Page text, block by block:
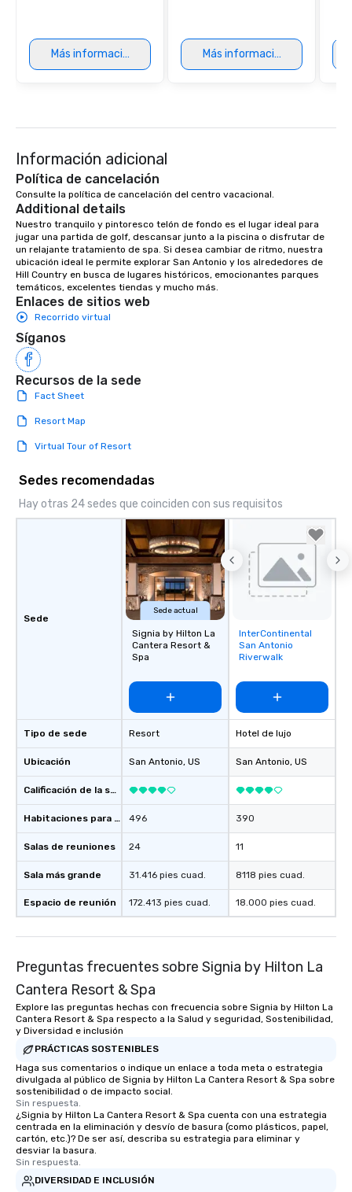
Más información Más información
Información adicional
Política de cancelación
Consulte la política de cancelación del centro vacacional.
Additional details
Nuestro tranquilo y pintoresco telón de fondo es el lugar ideal para
jugar una partida de golf, descansar junto a la piscina o disfrutar de
un relajante tratamiento de spa. Si desea cambiar de ritmo, nuestra
ubicación ideal le permite explorar San Antonio y los alrededores de
Hill Country en busca de lugares históricos, emocionantes parques
temáticos, excelentes tiendas y mucho más.
Enlaces de sitios web
Recorrido virtual
Síganos
Recursos de la sede
Fact Sheet
Resort Map
Virtual Tour of Resort
Sedes recomendadas
Hay otras 24 sedes que coinciden con sus requisitos
Sede
Tipo de sede
Ubicación
Calificación de la sede
Habitaciones para huéspedes
Salas de reuniones
Sala más grande
Espacio de reunión
Sede actual
Signia by Hilton La
Cantera Resort &
Spa
Resort
San Antonio, US
496
24
31.416 pies cuad.
172.413 pies cuad.
Removed from
favorites
InterContinental
San Antonio
Riverwalk
Hotel de lujo
San Antonio, US
390
11
8118 pies cuad.
18.000 pies cuad.
Preguntas frecuentes sobre Signia by Hilton La
Cantera Resort & Spa
Explore las preguntas hechas con frecuencia sobre Signia by Hilton La
Cantera Resort & Spa respecto a la Salud y seguridad, Sostenibilidad,
y Diversidad e inclusión
PRÁCTICAS SOSTENIBLES
Haga sus comentarios o indique un enlace a toda meta o estrategia
divulgada al público de Signia by Hilton La Cantera Resort & Spa sobre
sostenibilidad o de impacto social.
Sin respuesta.
¿Signia by Hilton La Cantera Resort & Spa cuenta con una estrategia
centrada en la eliminación y desvío de basura (como plásticos, papel,
cartón, etc.)? De ser así, describa su estrategia para eliminar y
desviar la basura.
Sin respuesta.
DIVERSIDAD E INCLUSIÓN